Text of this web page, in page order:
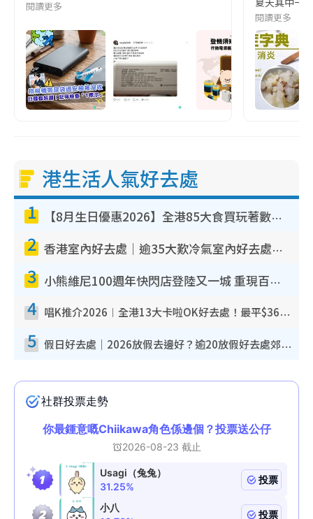
閱讀更多
閱讀更多
港生活人氣好去處
1 【8月生日優惠2026】全港85大食買玩著數攻略 自助餐/火鍋放題同行免費＋誠品/DONKI送現金券
2 香港室內好去處｜逾35大歎冷氣室內好去處推介 室內活動免費避雨無懼落雨
3 小熊維尼100週年快閃店登陸又一城 重現百畝森林經典場景／獨家限定盲盒登場／專屬DIY香水
4 唱K推介2026︱全港13大卡啦OK好去處！最平$36起 日文K都有！(附地址+收費詳情)
5 假日好去處｜2026放假去邊好？逾20放假好去處郊外/秘景 休閒半日或一日遊